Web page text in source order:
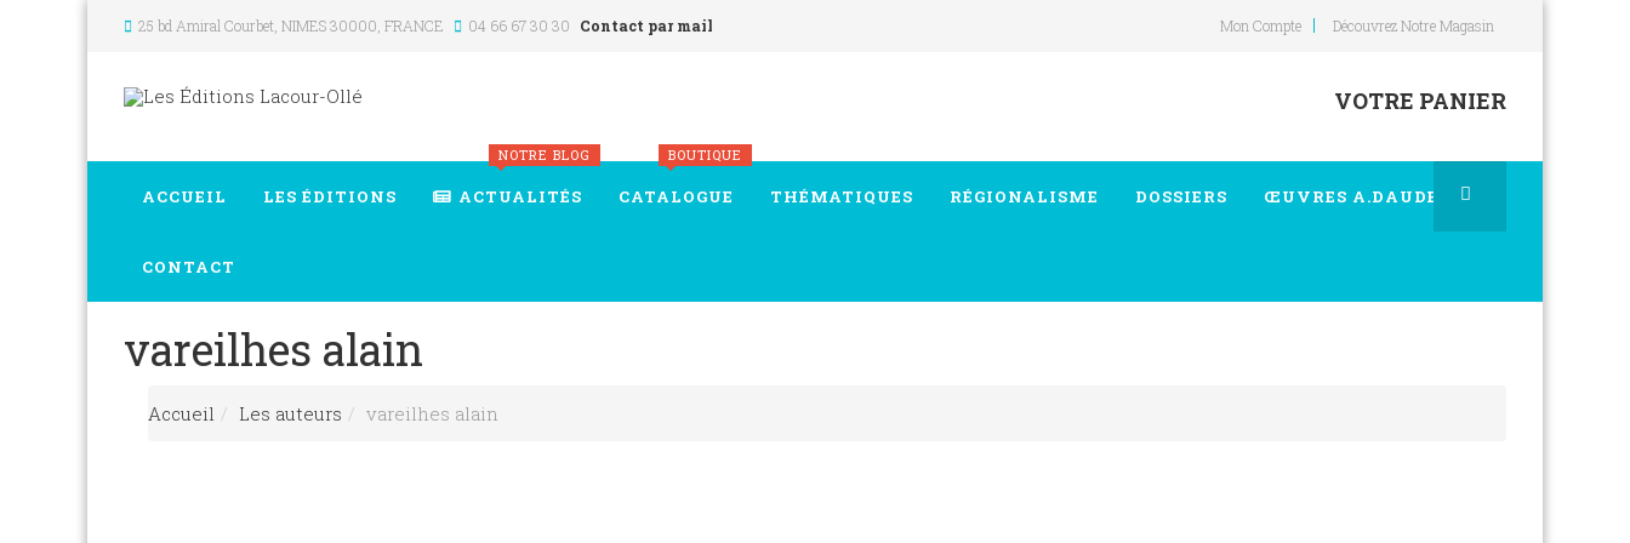
25 bd Amiral Courbet , NIMES30000 FRANCE 04 66 67 30 30 Contact par mail Mon Compte Découvrez Notre Magasin
VOTRE PANIER
ACCUEIL LES ÉDITIONS ACTUALITÉS
NOTRE BLOG
CATALOGUE
BOUTIQUE
THÉMATIQUES RÉGIONALISME DOSSIERS ŒUVRES A.DAUDET
CONTACT
vareilhes alain
Accueil Les auteurs vareilhes alain